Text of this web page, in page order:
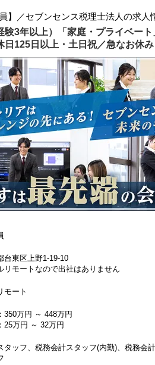
も対応
まで対応
プ支援
会社負担
会あり
多数
もらえるので、以前より成長スピードが
く、風通しの良い職場だと感じています。
たい方
る方
戦したい方
い方
】／セブンセンス税理士法人の求人
験3年以上）「家庭・プライベー
日125日以上・土日祝／急なお休み
台東区上野1-19-10
リモートなので出社はありません
モート
：350万円 ～ 448万円
25万円 ～ 32万円
タッフ、税務会計スタッフ(内勤)、税務会